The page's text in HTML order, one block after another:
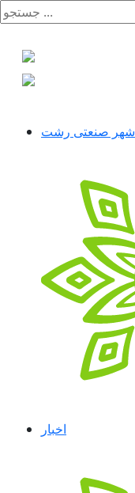
شهر صنعتی رشت
اخبار